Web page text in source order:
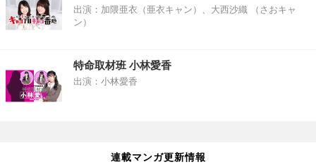
出演：加隈亜衣（亜衣キャン）、大西沙織 （さおキャ
ン）
特命取材班 小林愛香
出演：小林愛香
連載マンガ更新情報